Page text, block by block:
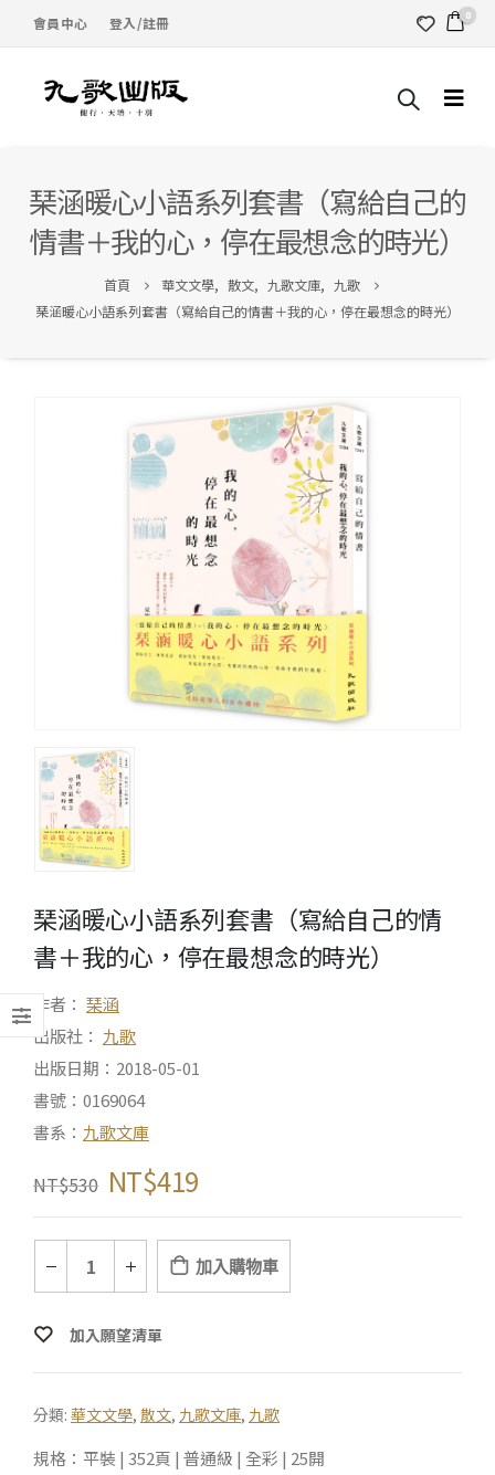
會員中心 登入/註冊 0
琹涵暖心小語系列套書（寫給自己的
情書＋我的心，停在最想念的時光）
首頁 華文文學, 散文, 九歌文庫, 九歌
琹涵暖心小語系列套書（寫給自己的情書＋我的心，停在最想念的時光）
琹涵暖心小語系列套書（寫給自己的情
書＋我的心，停在最想念的時光）
作者： 琹涵
出版社： 九歌
出版日期：2018-05-01
書號：0169064
書系： 九歌文庫
NT$530 NT$419
加入購物車
加入願望清單
分類: 華文文學, 散文, 九歌文庫, 九歌
規格：平裝 | 352頁 | 普通級 | 全彩 | 25開